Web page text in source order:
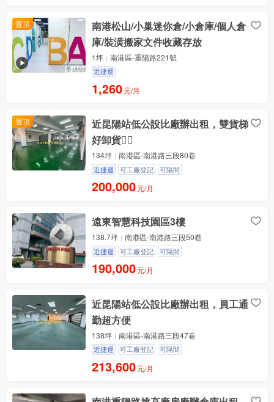
置頂
南港松山/小巢迷你倉/小倉庫/個人倉
庫/裝潢搬家文件收藏存放
1坪 南港區-重陽路221號
近捷運
1,260元/月
置頂
近昆陽站低公設比廠辦出租，雙貨梯
好卸貨👍🏻
134坪 南港區-南港路三段80巷
近捷運 可工廠登記 可隔間
200,000元/月
遠東智慧科技園區3樓
138.7坪 南港區-南港路三段50巷
近捷運 可工廠登記 可隔間
190,000元/月
近昆陽站低公設比廠辦出租，員工通
勤超方便
138坪 南港區-南港路三段47巷
近捷運 可工廠登記 可隔間
213,600元/月